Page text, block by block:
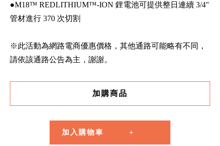
●M18™ REDLITHIUM™-ION 鋰電池可提供整日連續 3/4"
管材進行 370 次切割
※此活動為網路電商優惠價格，其他通路可能略有不同，
請依該通路公告為主，謝謝。
加購商品
加入購物車